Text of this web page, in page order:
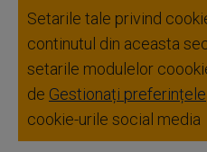
Setarile tale privind
continutul din aceasta
setarile modulelor
de Gestionați preferințele
cookie-urile social media